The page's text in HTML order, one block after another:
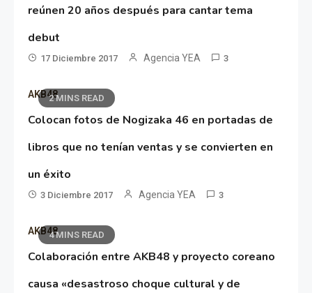
reúnen 20 años después para cantar tema
debut
17 Diciembre 2017 Agencia YEA 3
2 MINS READ
AKB48
Colocan fotos de Nogizaka 46 en portadas de
libros que no tenían ventas y se convierten en
un éxito
3 Diciembre 2017 Agencia YEA 3
4 MINS READ
AKB48
Colaboración entre AKB48 y proyecto coreano
causa «desastroso choque cultural y de